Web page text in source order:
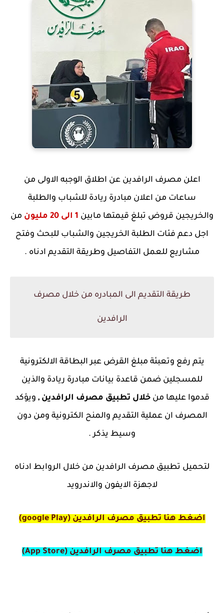
اعلن مصرف الرافدين عن اطلاق الوجبه الاولى من
ساعات من اعلان مبادرة ريادة للشباب والطلبة
والخريجين قروض تبلغ قيمتها مابين 1 الى 20 مليون
من
اجل دعم فئات الطلبة الخريجين والشباب للبحث وفتح
مشاريع للعمل التفاصيل وطريقة التقديم ادناه .
طريقة التقديم الى المبادره من خلال مصرف
الرافدين
يتم رفع وتعبئة مبلغ القرض عبر البطاقة الالكترونية
للمسجلين ضمن قاعدة بيانات مبادرة ريادة والذين
قدموا عليها منخلال تطبيق مصرف الرافدين , ويؤكد
المصرف ان عملية التقديم والمنح الكترونية ومن دون
وسيط يذكر .
لتحميل تطبيق مصرف الرافدين من خلال الروابط ادناه
لاجهزة الايفون والاندرويد
اضغط هنا تطبيق مصرف الرافدين (google Play)
اضغط هنا تطبيق مصرف الرافدين (App Store)